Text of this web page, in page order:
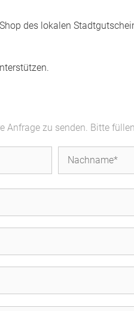
des lokalen
zu senden. Bitte